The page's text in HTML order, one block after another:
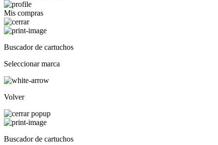
Mis compras
Buscador de cartuchos
Seleccionar marca
Volver
Buscador de cartuchos